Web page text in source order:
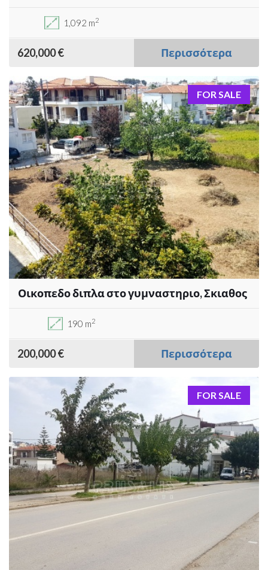
1,092 m2
620,000 € Περισσότερα
FOR SALE
Οικοπεδο διπλα στο γυμναστηριο, Σκιαθος
190 m2
200,000 € Περισσότερα
FOR SALE